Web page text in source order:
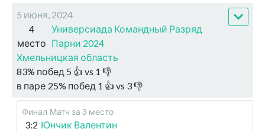
5 июня, 2024
4
место
Универсиада Командный Разряд
Парни 2024
Хмельницкая область
83% побед 5 👍 vs 1 👎
в паре 25% побед 1 👍 vs 3👎
Финал Матч за 3 место
3:2 Юнчик Валентин